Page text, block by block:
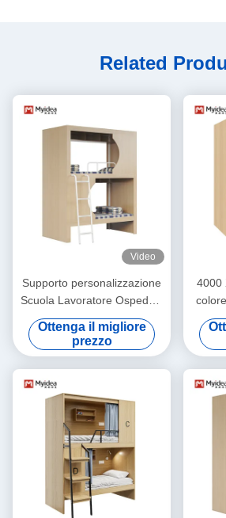
Related
Video
Supporto personalizzazione
Scuola Lavoratore Ospedale
Casa Dormitorio Metallo
Studente Stabile Stoccaggio
in legno
Ottenga il migliore
prezzo
4000